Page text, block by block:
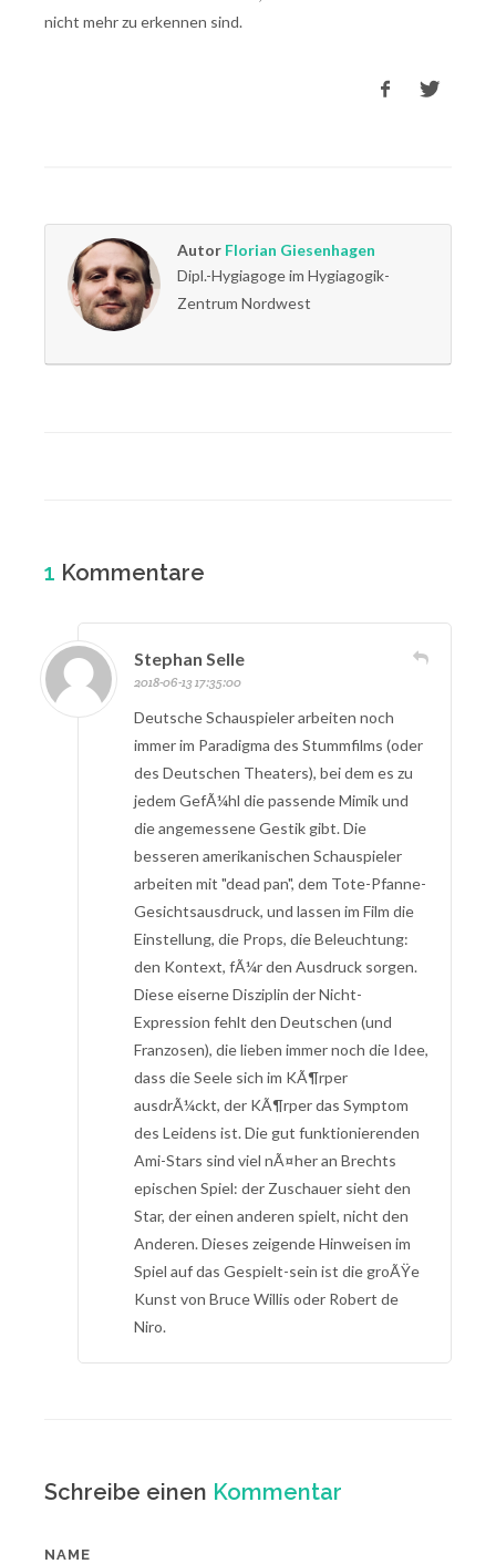
nicht mehr zu erkennen sind.
Autor Florian Giesenhagen
Dipl.-Hygiagoge im Hygiagogik-
Zentrum Nordwest
1 Kommentare
Stephan Selle
2018-06-13 17:35:00
Deutsche Schauspieler arbeiten noch
immer im Paradigma des Stummfilms (oder
des Deutschen Theaters), bei dem es zu
jedem GefÃ¼hl die passende Mimik und
die angemessene Gestik gibt. Die
besseren amerikanischen Schauspieler
arbeiten mit "dead pan", dem Tote-Pfanne-
Gesichtsausdruck, und lassen im Film die
Einstellung, die Props, die Beleuchtung:
den Kontext, fÃ¼r den Ausdruck sorgen.
Diese eiserne Disziplin der Nicht-
Expression fehlt den Deutschen (und
Franzosen), die lieben immer noch die Idee,
dass die Seele sich im KÃ¶rper
ausdrÃ¼ckt, der KÃ¶rper das Symptom
des Leidens ist. Die gut funktionierenden
Ami-Stars sind viel nÃ¤her an Brechts
epischen Spiel: der Zuschauer sieht den
Star, der einen anderen spielt, nicht den
Anderen. Dieses zeigende Hinweisen im
Spiel auf das Gespielt-sein ist die groÃŸe
Kunst von Bruce Willis oder Robert de
Niro.
Schreibe einen Kommentar
NAME